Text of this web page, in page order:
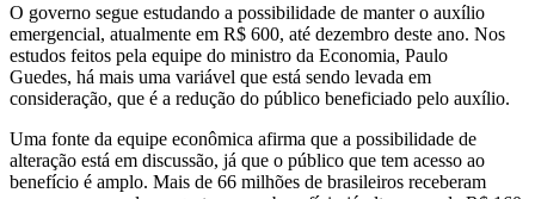
O governo segue estudando a possibilidade de manter o auxílio
emergencial, atualmente em R$ 600, até dezembro deste ano. Nos
estudos feitos pela equipe do ministro da Economia, Paulo
Guedes, há mais uma variável que está sendo levada em
consideração, que é a redução do público beneficiado pelo auxílio.
Uma fonte da equipe econômica afirma que a possibilidade de
alteração está em discussão, já que o público que tem acesso ao
benefício é amplo. Mais de 66 milhões de brasileiros receberam